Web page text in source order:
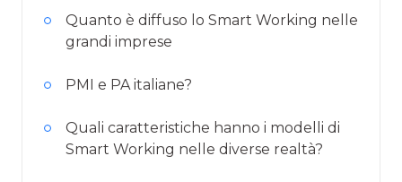
Quanto è diffuso lo Smart Working nelle
grandi imprese
PMI e PA italiane?
Quali caratteristiche hanno i modelli di
Smart Working nelle diverse realtà?